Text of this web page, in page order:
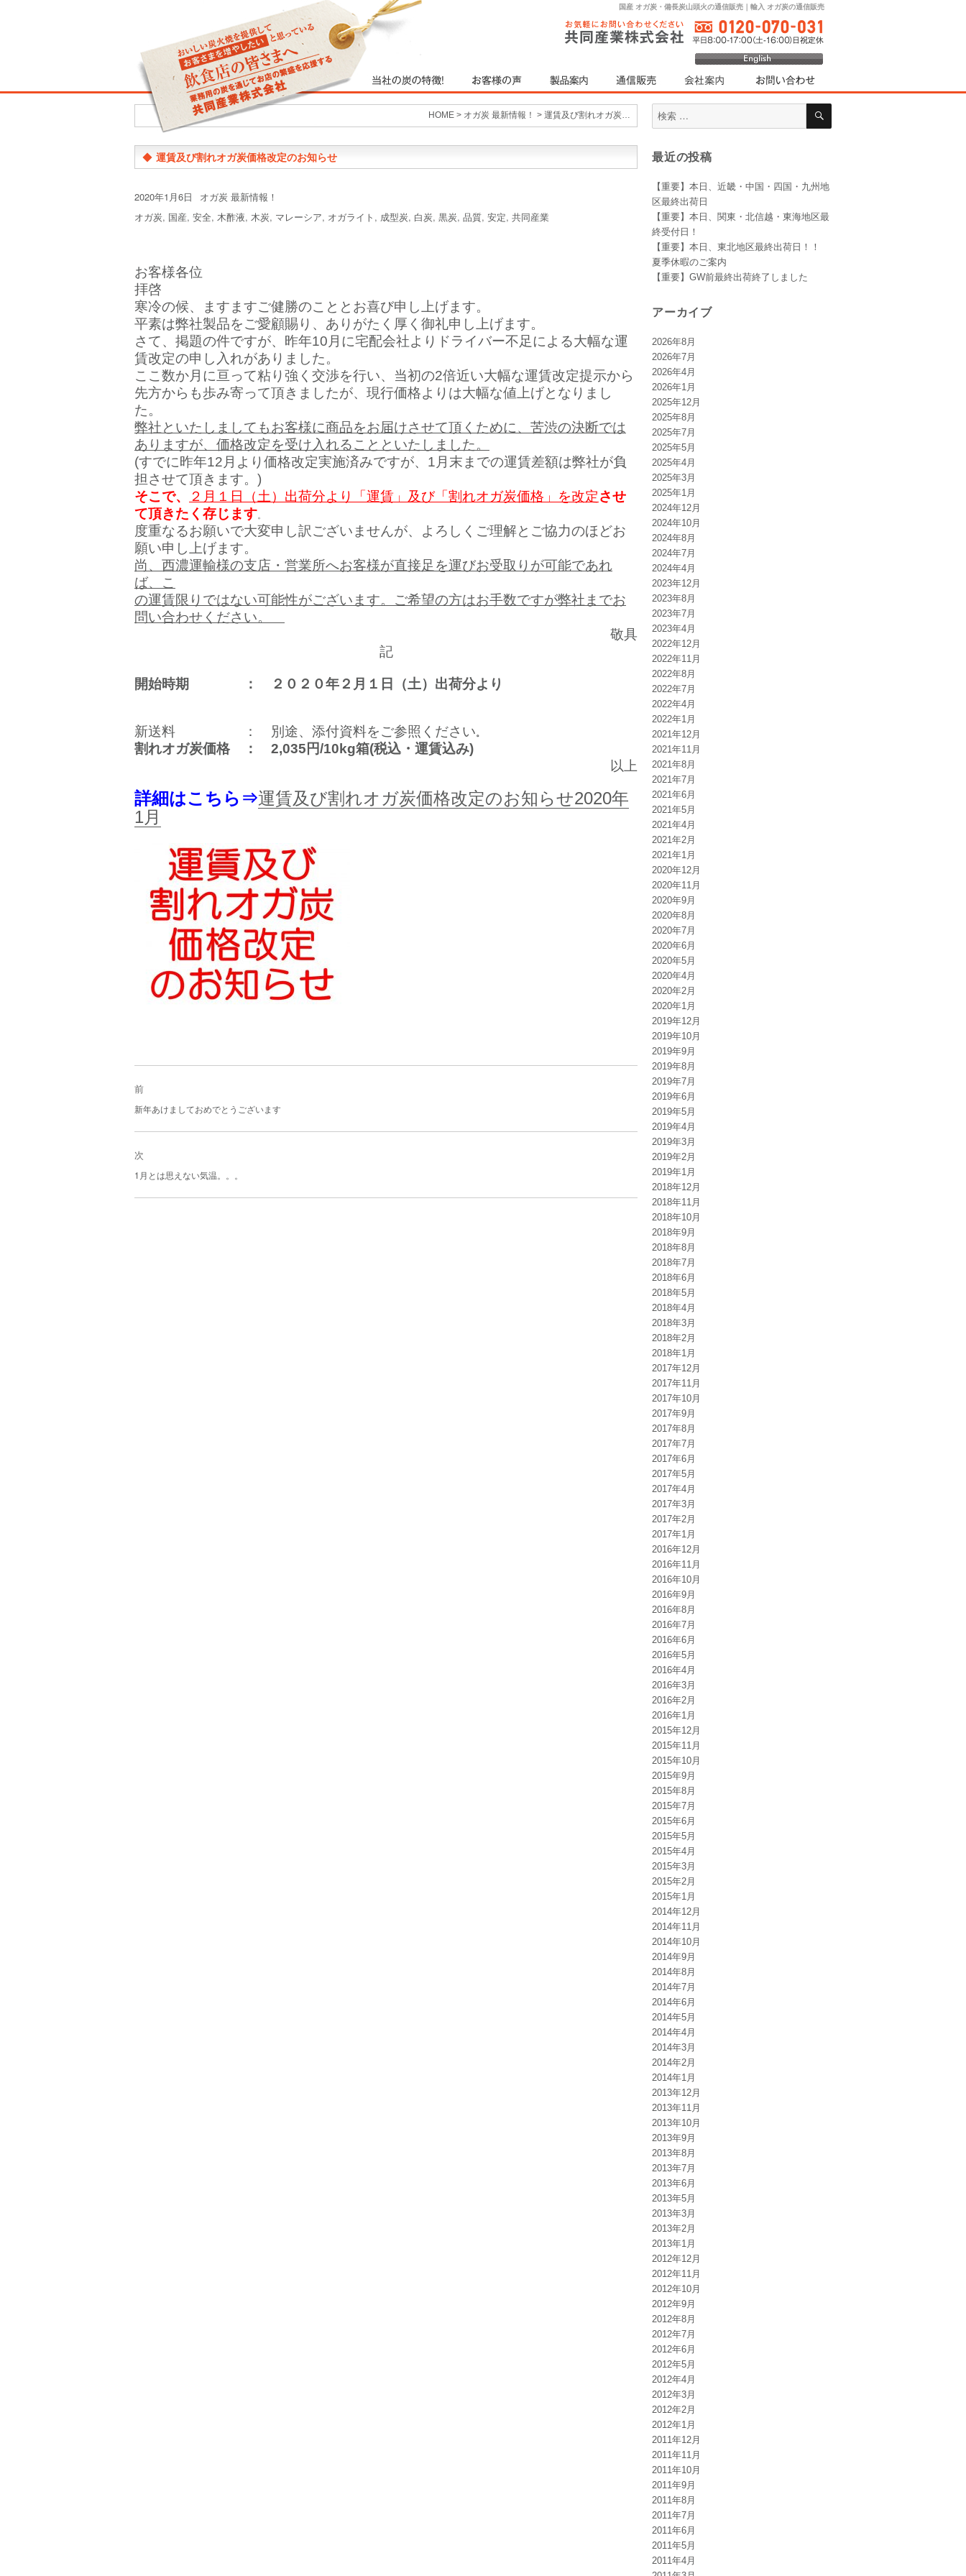
国産 オガ炭・備長炭山頭火の通信販売｜輸入 オガ炭の通信販売
HOME > オガ炭 最新情報！ > 運賃及び割れオガ炭…
◆ 運賃及び割れオガ炭価格改定のお知らせ
投
稿
日:
2020年1月6日
カ
テ
ゴ
オガ炭 最新情報！
タ
オガ炭, 国産, 安全, 木酢液, 木炭, マレーシア, オガライト , 成型炭, 白炭, 黒炭, 品質, 安定, 共同産業
お客様各位
拝啓
寒冷の候、ますますご健勝のこととお喜び申し上げます。
平素は弊社製品をご愛顧賜り、ありがたく厚く御礼申し上げます。
さて、掲題の件ですが、昨年10月に宅配会社よりドライバー不足による大幅な運
賃改定の申し入れがありました。
ここ数か月に亘って粘り強く交渉を行い、当初の2倍近い大幅な運賃改定提示から
先方からも歩み寄って頂きましたが、現行価格よりは大幅な値上げとなりまし
た。
弊社といたしましてもお客様に商品をお届けさせて頂くために、苦渋の決断では
ありますが、価格改定を受け入れることといたしました。
(すでに昨年12月より価格改定実施済みですが、1月末までの運賃差額は弊社が負
担させて頂きます。)
そこで、
２月１日（土）出荷分より「運賃」及び「割れオガ炭価格」を改定させ
て頂きたく存じます。
度重なるお願いで大変申し訳ございませんが、よろしくご理解とご協力のほどお
願い申し上げます。
尚、西濃運輸様の支店・営業所へお客様が直接足を運びお受取りが可能であれ
ば、こ
の運賃限りではない可能性がございます。ご希望の方はお手数ですが弊社までお
問い合わせください。
敬具
記
開始時期 ： ２０２０年２月１日（土）出荷分より
新送料 ： 別途、添付資料をご参照ください。
割れオガ炭価格 ： 2,035円/10kg箱(税込・運賃込み)
以上
詳細はこちら⇒運賃及び割れオガ炭価格改定のお知らせ2020年
1月
投
稿
ナ
ビ
ゲ
ー
シ
ョ
ン
前
過
投
新年あけましておめでとうございます
次
次
1月とは思えない気温。。。
検
索
象:
検
最近の投稿
【重要】本日、近畿・中国・四国・九州地
区最終出荷日
【重要】本日、関東・北信越・東海地区最
終受付日！
【重要】本日、東北地区最終出荷日！！
夏季休暇のご案内
【重要】GW前最終出荷終了しました
アーカイブ
2026年8月
2026年7月
2026年4月
2026年1月
2025年12月
2025年8月
2025年7月
2025年5月
2025年4月
2025年3月
2025年1月
2024年12月
2024年10月
2024年8月
2024年7月
2024年4月
2023年12月
2023年8月
2023年7月
2023年4月
2022年12月
2022年11月
2022年8月
2022年7月
2022年4月
2022年1月
2021年12月
2021年11月
2021年8月
2021年7月
2021年6月
2021年5月
2021年4月
2021年2月
2021年1月
2020年12月
2020年11月
2020年9月
2020年8月
2020年7月
2020年6月
2020年5月
2020年4月
2020年2月
2020年1月
2019年12月
2019年10月
2019年9月
2019年8月
2019年7月
2019年6月
2019年5月
2019年4月
2019年3月
2019年2月
2019年1月
2018年12月
2018年11月
2018年10月
2018年9月
2018年8月
2018年7月
2018年6月
2018年5月
2018年4月
2018年3月
2018年2月
2018年1月
2017年12月
2017年11月
2017年10月
2017年9月
2017年8月
2017年7月
2017年6月
2017年5月
2017年4月
2017年3月
2017年2月
2017年1月
2016年12月
2016年11月
2016年10月
2016年9月
2016年8月
2016年7月
2016年6月
2016年5月
2016年4月
2016年3月
2016年2月
2016年1月
2015年12月
2015年11月
2015年10月
2015年9月
2015年8月
2015年7月
2015年6月
2015年5月
2015年4月
2015年3月
2015年2月
2015年1月
2014年12月
2014年11月
2014年10月
2014年9月
2014年8月
2014年7月
2014年6月
2014年5月
2014年4月
2014年3月
2014年2月
2014年1月
2013年12月
2013年11月
2013年10月
2013年9月
2013年8月
2013年7月
2013年6月
2013年5月
2013年3月
2013年2月
2013年1月
2012年12月
2012年11月
2012年10月
2012年9月
2012年8月
2012年7月
2012年6月
2012年5月
2012年4月
2012年3月
2012年2月
2012年1月
2011年12月
2011年11月
2011年10月
2011年9月
2011年8月
2011年7月
2011年6月
2011年5月
2011年4月